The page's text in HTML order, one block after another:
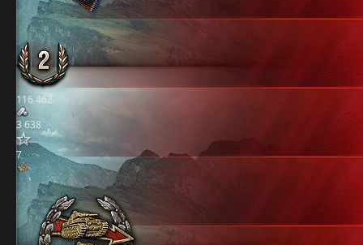
116 462
3 638
7